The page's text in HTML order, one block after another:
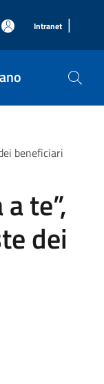
Intranet |
beneficiari
te”,
dei